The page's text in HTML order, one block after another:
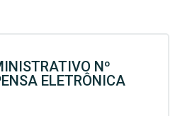
Nº
ELETRÔNICA